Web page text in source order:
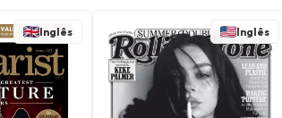
Inglês Inglês